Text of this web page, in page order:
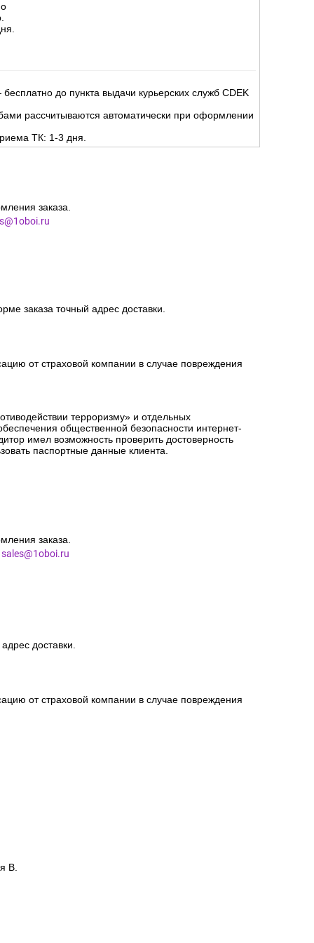
до пункта выдачи курьерских служб CDEK
рассчитываются автоматически при оформлении
ТК: 1-3 дня.
заказа.
заказа точный адрес доставки.
от страховой компании в случае повреждения
терроризму» и отдельных
общественной безопасности интернет-
имел возможность проверить достоверность
паспортные данные клиента.
заказа.
sales@1oboi.ru
доставки.
от страховой компании в случае повреждения
В.